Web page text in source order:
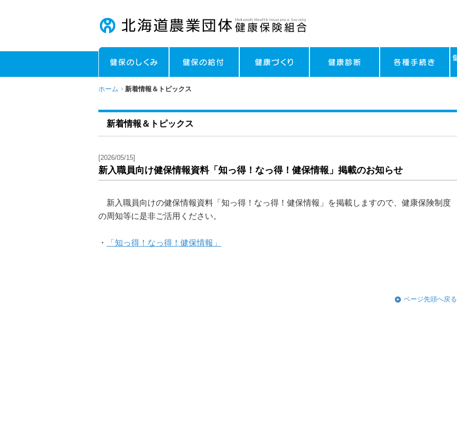
ホーム 新着情報＆トピックス
新着情報＆トピックス
[2026/05/15]
新入職員向け健保情報資料「知っ得！なっ得！健保情報」掲載のお知らせ
新入職員向けの健保情報資料「知っ得！なっ得！健保情報」を掲載しますので、健康保険制度
の周知等に是非ご活用ください。
・ 「知っ得！なっ得！健保情報」
ページ先頭へ戻る